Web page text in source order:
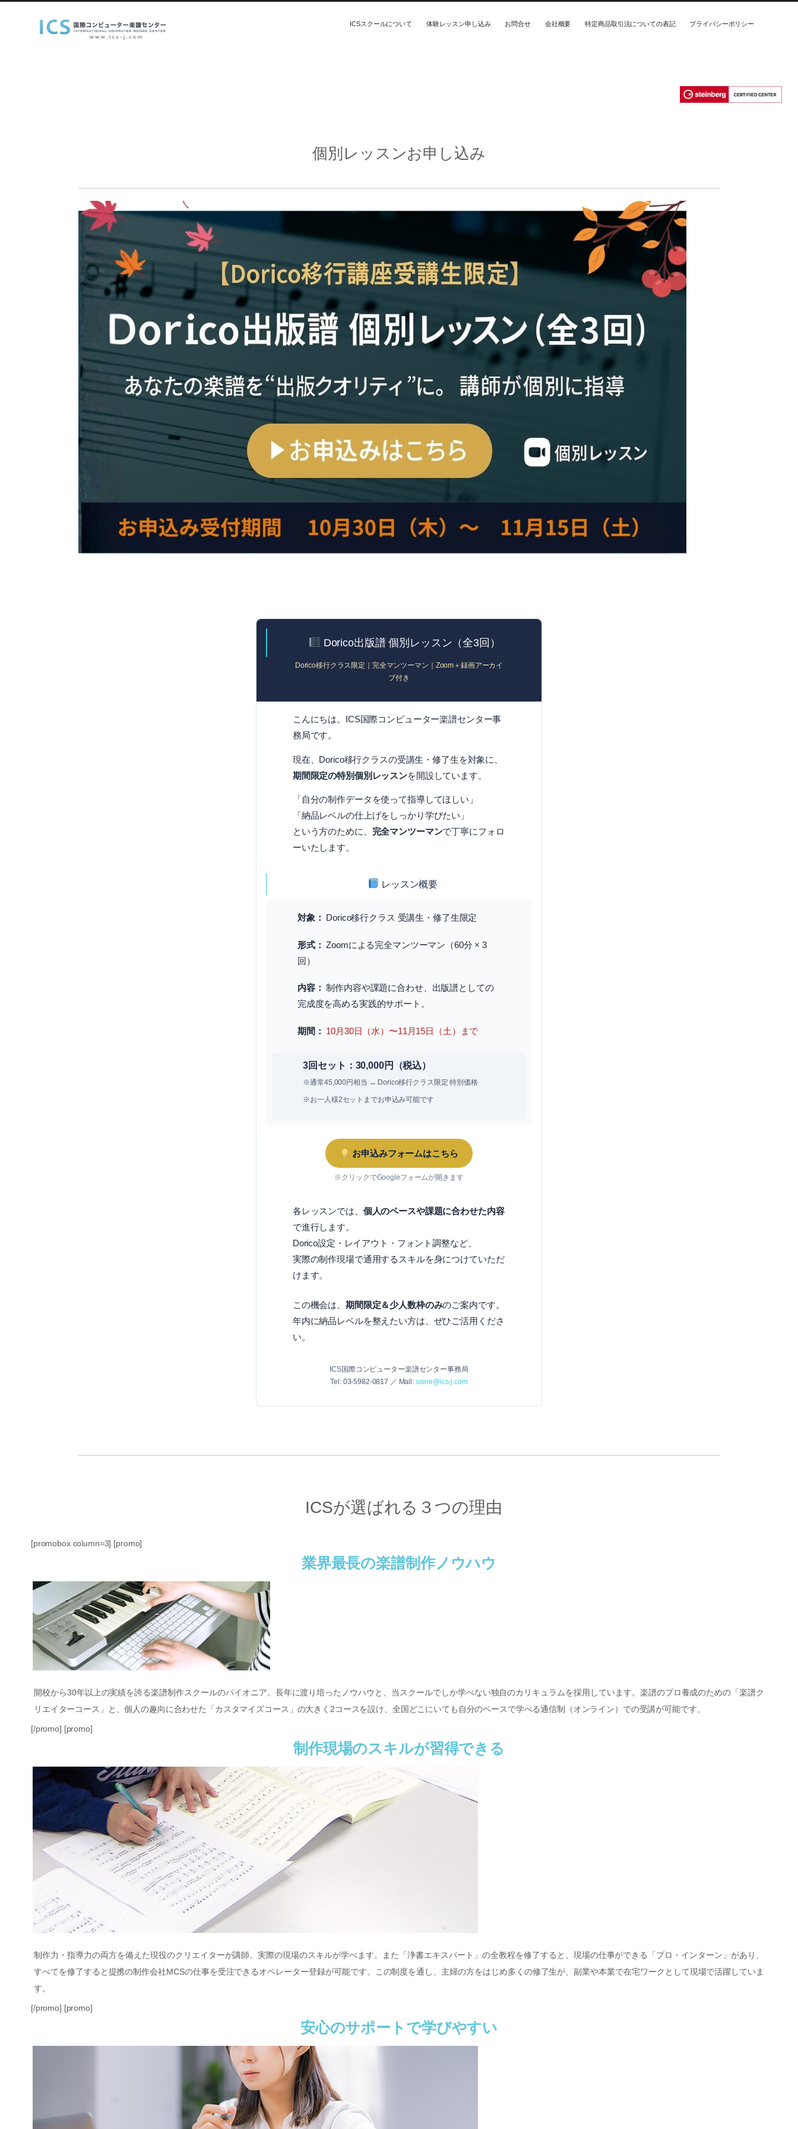
ICSスクールについて 体験レッスン申し込み お問合せ 会社概要 特定商品取引法についての表記 プライバシーポリシー
個別レッスンお申し込み
Dorico出版譜 個別レッスン（全3回）
Dorico移行クラス限定｜完全マンツーマン｜Zoom＋録画アーカイ
ブ付き
こんにちは。ICS国際コンピューター楽譜センター事
務局です。
現在、Dorico移行クラスの受講生・修了生を対象に、
期間限定の特別個別レッスンを開設しています。
「自分の制作データを使って指導してほしい」
「納品レベルの仕上げをしっかり学びたい」
という方のために、 完全マンツーマンで丁寧にフォロ
ーいたします。
レッスン概要
対象： Dorico移行クラス 受講生・修了生限定
形式： Zoomによる完全マンツーマン（60分 × 3
回）
内容： 制作内容や課題に合わせ、出版譜としての
完成度を高める実践的サポート。
期間： 10月30日（水）〜11月15日（土）まで
3回セット：30,000円（税込）
※通常45,000円相当 → Dorico移行クラス限定 特別価格
※お一人様2セットまでお申込み可能です
お申込みフォームはこちら
※クリックでGoogleフォームが開きます
各レッスンでは、 個人のペースや課題に合わせた内容
で進行します。
Dorico設定・レイアウト・フォント調整など、
実際の制作現場で通用するスキルを身につけていただ
けます。
この機会は、 期間限定＆少人数枠のみのご案内です。
年内に納品レベルを整えたい方は、ぜひご活用くださ
い。
ICS国際コンピューター楽譜センター事務局
Tel: 03-5982-0817 ／ Mail: score@ics-j.com
ICSが選ばれる３つの理由
[promobox column=3] [promo]
業界最長の楽譜制作ノウハウ
開校から30年以上の実績を誇る楽譜制作スクールのパイオニア。長年に渡り培ったノウハウと、当スクールでしか学べない独自のカリキュラムを採用しています。楽譜のプロ養成のための「楽譜ク
リエイターコース」と、個人の趣向に合わせた「カスタマイズコース」の大きく2コースを設け、全国どこにいても自分のペースで学べる通信制（オンライン）での受講が可能です。
[/promo] [promo]
制作現場のスキルが習得できる
制作力・指導力の両方を備えた現役のクリエイターが講師。実際の現場のスキルが学べます。また「浄書エキスパート」の全教程を修了すると、現場の仕事ができる「プロ・インターン」があり、
すべてを修了すると提携の制作会社MCSの仕事を受注できるオペレーター登録が可能です。この制度を通し、主婦の方をはじめ多くの修了生が、副業や本業で在宅ワークとして現場で活躍していま
す。
[/promo] [promo]
安心のサポートで学びやすい